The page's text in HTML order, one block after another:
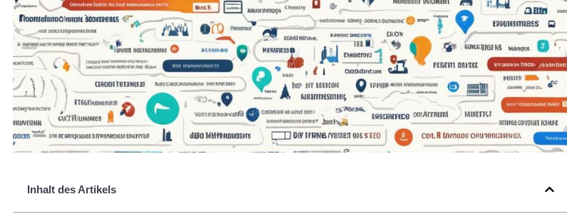
Inhalt des Artikels